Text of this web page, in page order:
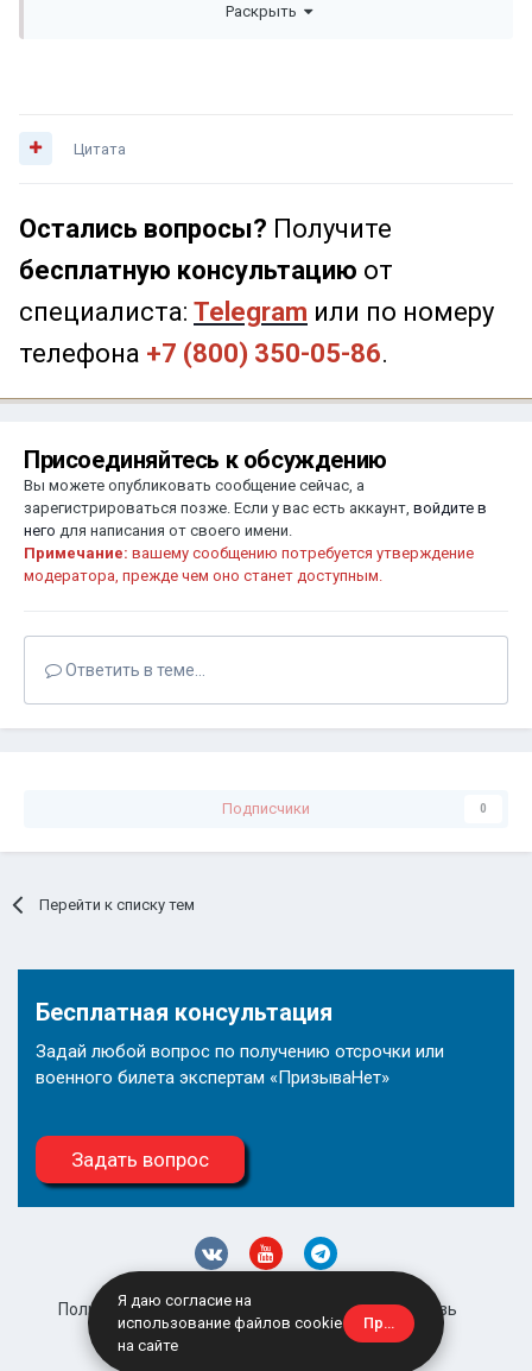
гипотиреоз субклинический, в том числе медикаментозно
Раскрыть
Цитата
Остались вопросы? Получите
бесплатную консультацию от
специалиста: Telegram или по номеру
телефона +7 (800) 350-05-86.
Присоединяйтесь к обсуждению
Вы можете опубликовать сообщение сейчас, а
зарегистрироваться позже. Если у вас есть аккаунт, войдите в
него для написания от своего имени.
Примечание: вашему сообщению потребуется утверждение
модератора, прежде чем оно станет доступным.
Ответить в теме...
Подписчики 0
Перейти к списку тем
Бесплатная консультация
Задай любой вопрос по получению отсрочки или
военного билета экспертам «ПризываНет»
Задать вопрос
Политика конфиденциальности
Обратная связь
site@prizyvanet.ru
Я даю согласие на
использование файлов cookie
на сайте
Принять